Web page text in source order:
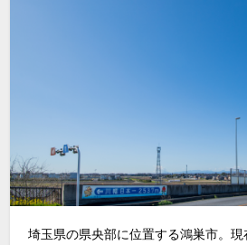
埼玉県の県央部に位置する鴻巣市。